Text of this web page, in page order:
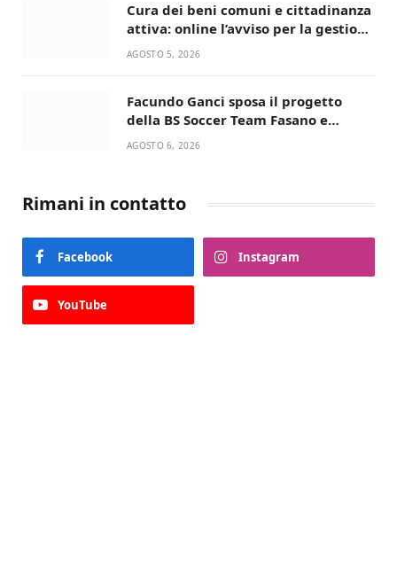
Cura dei beni comuni e cittadinanza
attiva: online l’avviso per la gestione
condivisa della Villetta di Laureto
AGOSTO 5, 2026
Facundo Ganci sposa il progetto
della BS Soccer Team Fasano e
ritorna in campo
AGOSTO 6, 2026
Rimani in contatto
Facebook Instagram
YouTube